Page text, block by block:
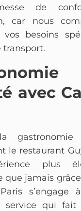
de
car nous
vos besoins
transport.
avec
gastronomie
le restaurant
plus
que jamais
s’engage
service qui fait